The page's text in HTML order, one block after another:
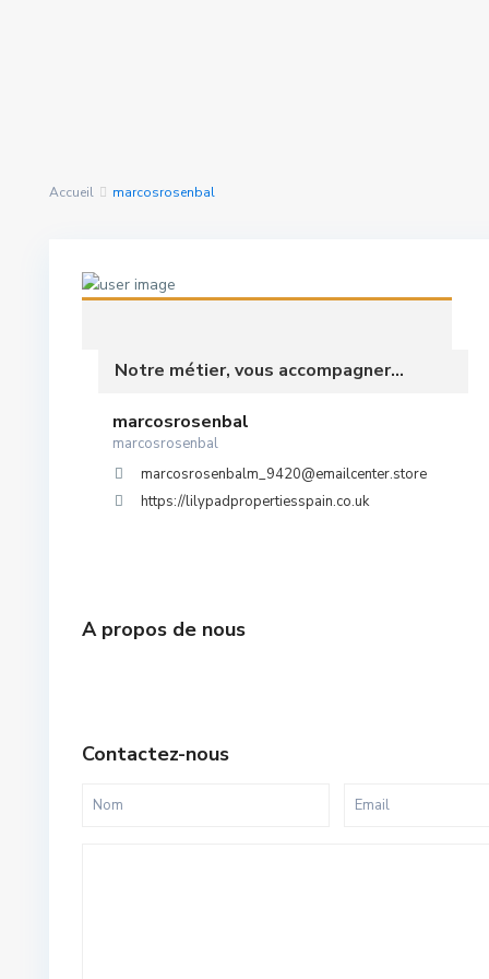
Accueil marcosrosenbal
Notre métier, vous accompagner...
marcosrosenbal
marcosrosenbal
marcosrosenbalm_9420@emailcenter.store
https://lilypadpropertiesspain.co.uk
A propos de nous
Contactez-nous